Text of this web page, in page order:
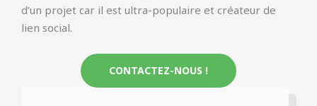
d’un projet car il est ultra-populaire et créateur de
lien social.
CONTACTEZ-NOUS !